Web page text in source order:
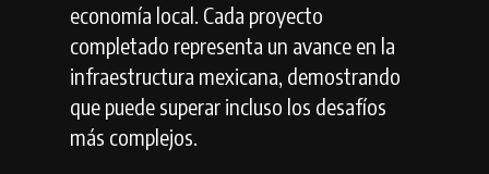
economía local. Cada proyecto
completado representa un avance en la
infraestructura mexicana, demostrando
que puede superar incluso los desafíos
más complejos.